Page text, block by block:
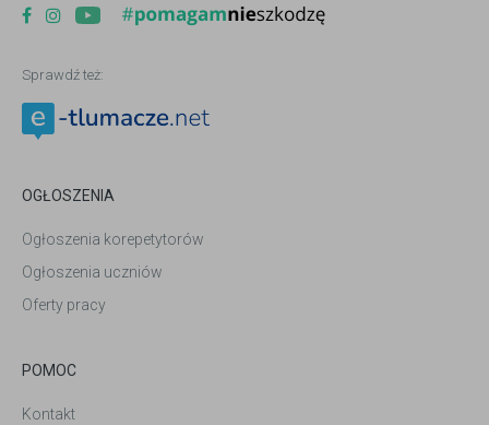
Sprawdź też:
OGŁOSZENIA
Ogłoszenia korepetytorów
Ogłoszenia uczniów
Oferty pracy
POMOC
Kontakt